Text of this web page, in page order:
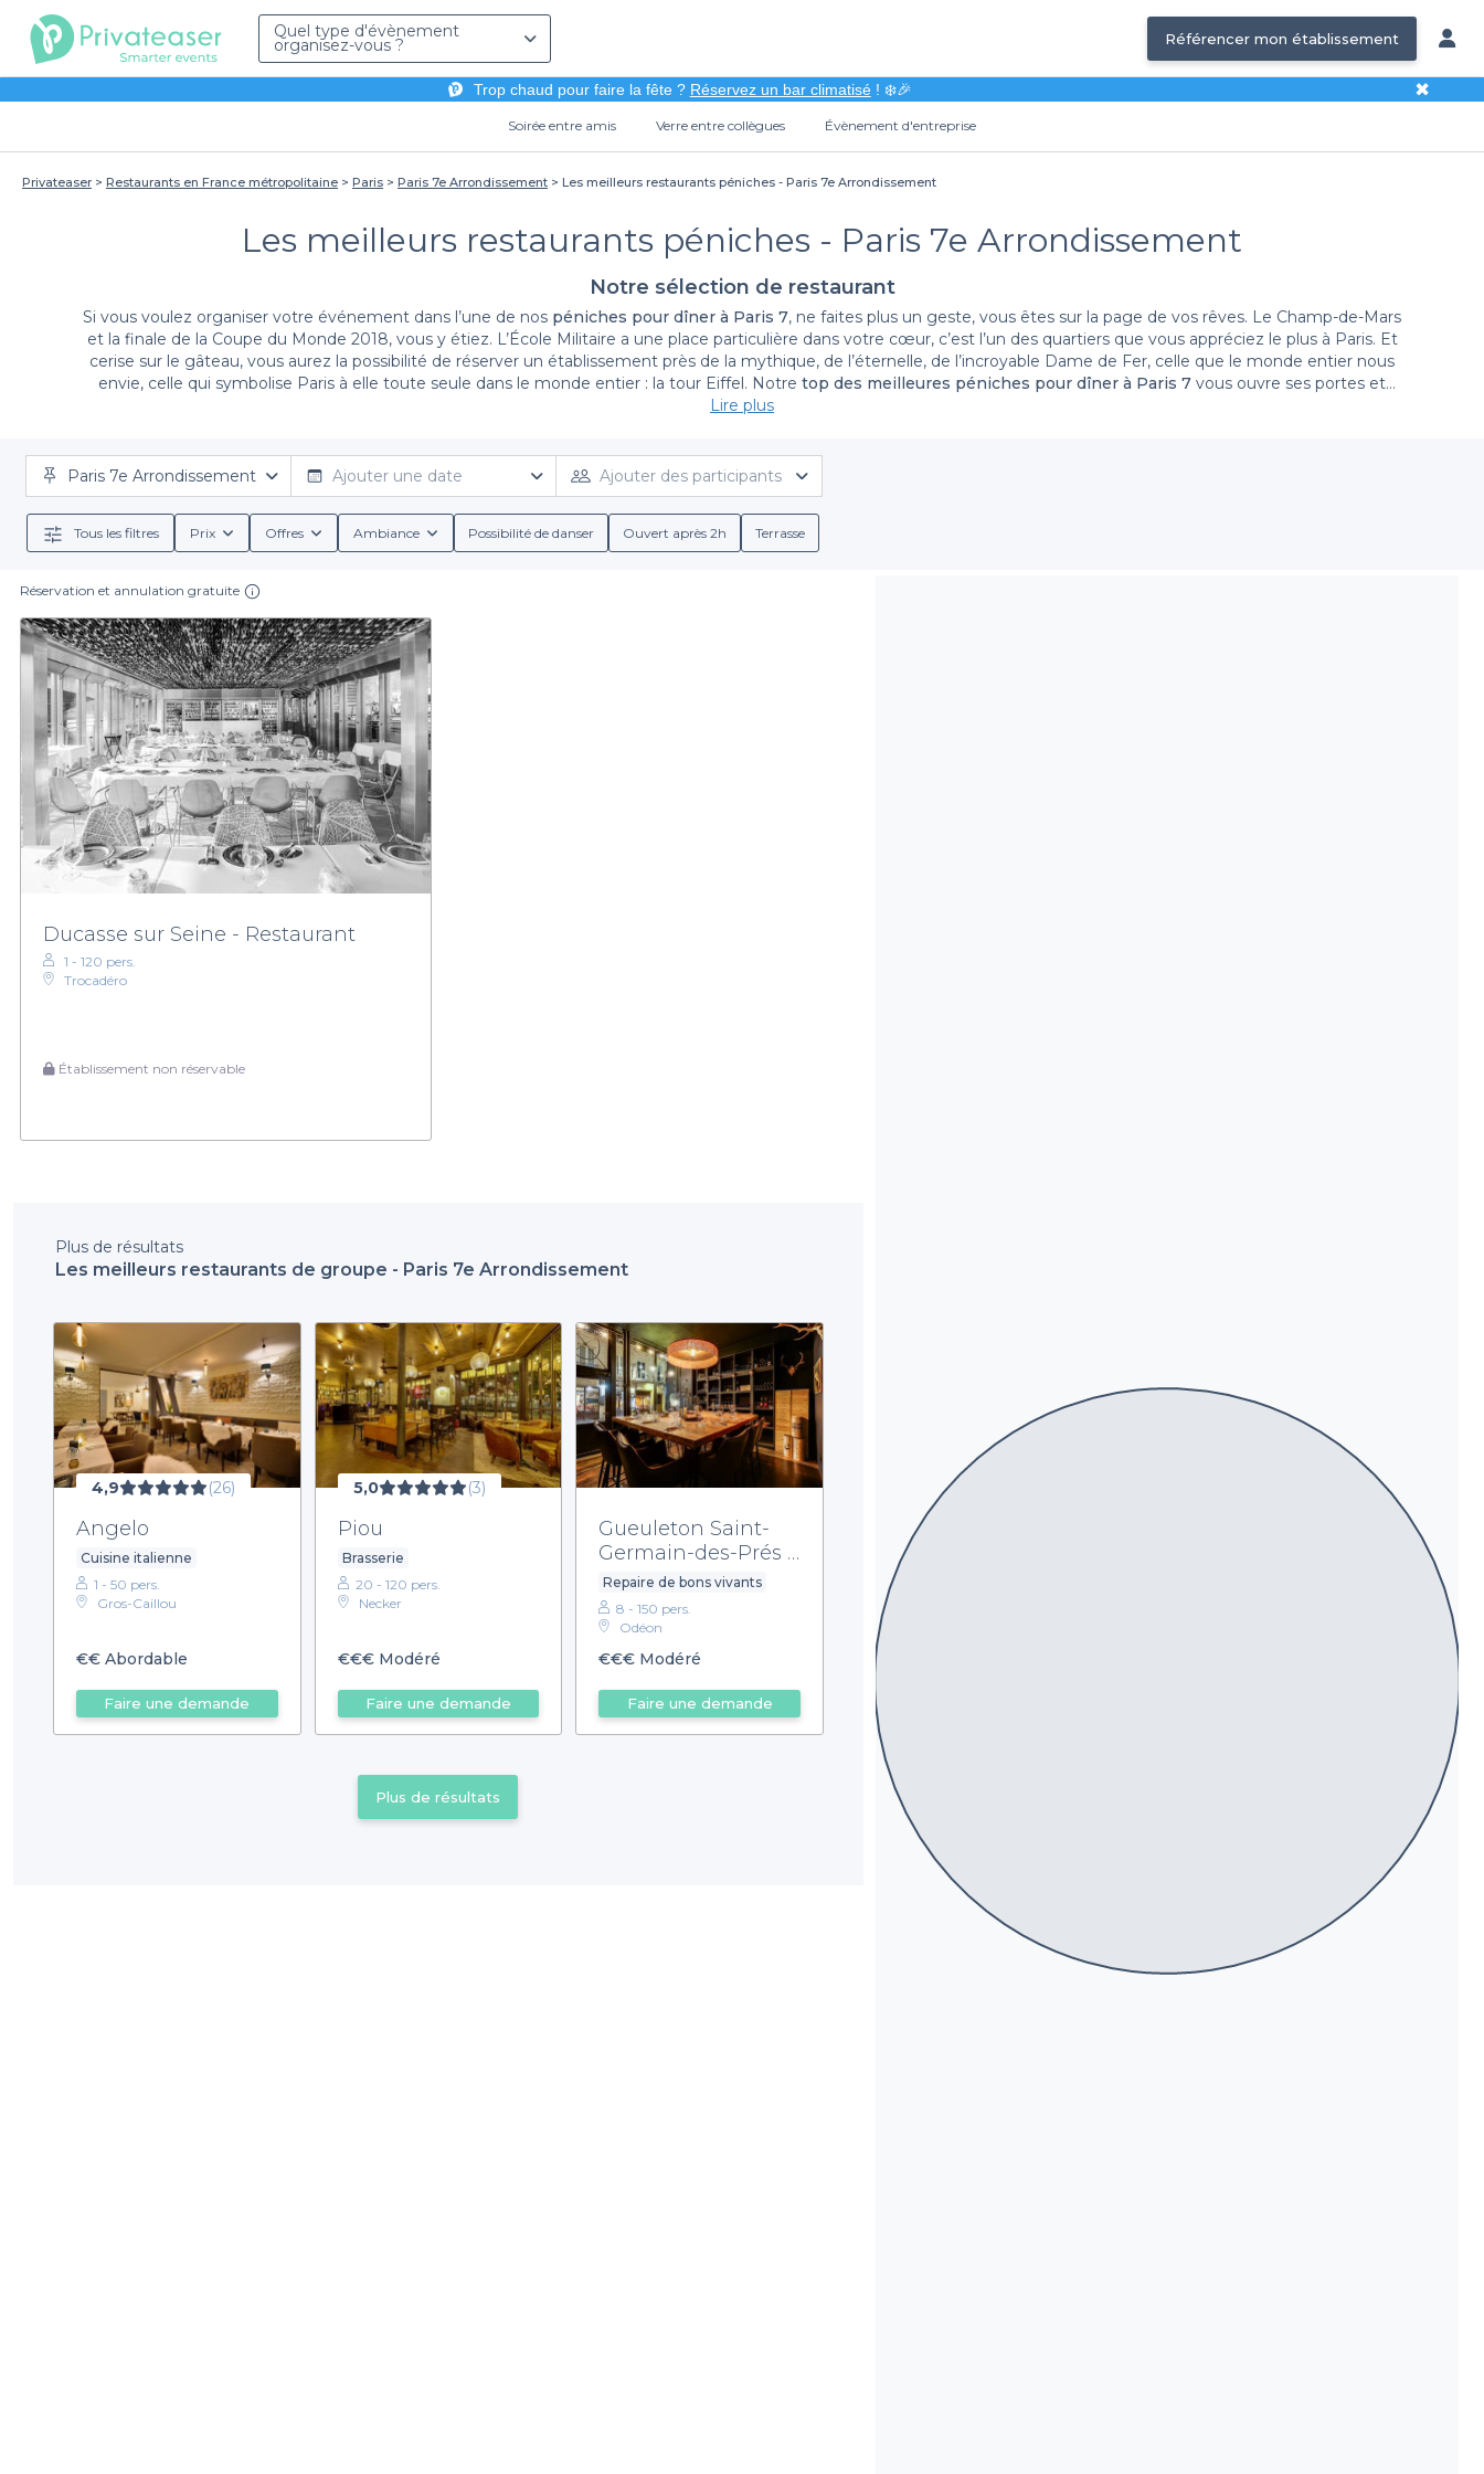
Quel type d'évènement
organisez-vous ? Référencer mon établissement
Trop chaud pour faire la fête ? Réservez un bar climatisé! ❄️🎉 ✖
Soirée entre amis Verre entre collègues Évènement d'entreprise
Privateaser Restaurants en France métropolitaine Paris Paris 7e Arrondissement Les meilleurs restaurants péniches - Paris 7e Arrondissement
Les meilleurs restaurants péniches - Paris 7e Arrondissement
Notre sélection de restaurant
Si vous voulez organiser votre événement dans l’une de nos péniches pour dîner à Paris 7, ne faites plus un geste, vous êtes sur la page de vos rêves. Le Champ-de-Mars
et la finale de la Coupe du Monde 2018, vous y étiez. L’École Militaire a une place particulière dans votre cœur, c’est l’un des quartiers que vous appréciez le plus à Paris. Et
cerise sur le gâteau, vous aurez la possibilité de réserver un établissement près de la mythique, de l’éternelle, de l’incroyable Dame de Fer, celle que le monde entier nous
envie, celle qui symbolise Paris à elle toute seule dans le monde entier : la tour Eiffel. Notre top des meilleures péniches pour dîner à Paris 7 vous ouvre ses portes et
n’attend plus que vous, vous passerez des soirées mémorables sur les embarcations que l’on vous propose et vous aurez sans doute envie d’y retourner. Notre
Lire plus
Paris 7e Arrondissement Ajouter une date Ajouter des participants
Tous les filtres Prix Offres Ambiance Possibilité de danser Ouvert après 2h Terrasse
Réservation et annulation gratuite
Ducasse sur Seine - Restaurant
1 - 120 pers.
Trocadéro
Établissement non réservable
Plus de résultats
Les meilleurs restaurants de groupe - Paris 7e Arrondissement
4,9 (26)
Angelo
Cuisine italienne
1 - 50 pers.
Gros-Caillou
€€ Abordable
Faire une demande
5,0 (3)
Piou
Brasserie
20 - 120 pers.
Necker
€€€Modéré
Faire une demande
Gueuleton Saint-
Germain-des-Prés -
Restaurant
Repaire de bons vivants
8 - 150 pers.
Odéon
€€€ Modéré
Faire une demande
Plus de résultats